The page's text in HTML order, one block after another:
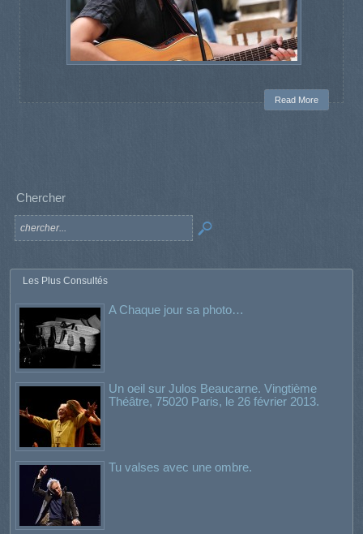
Read More
Chercher
Les Plus Consultés
A Chaque jour sa photo…
Un oeil sur Julos Beaucarne. Vingtième
Théâtre, 75020 Paris, le 26 février 2013.
Tu valses avec une ombre.